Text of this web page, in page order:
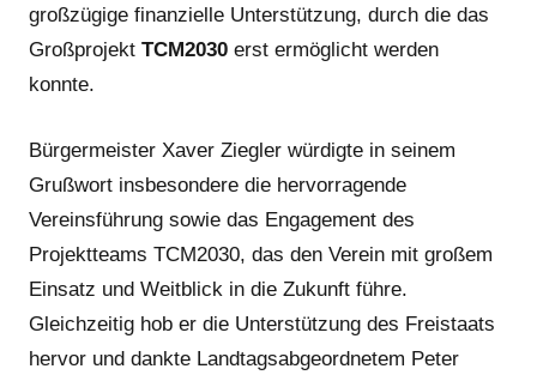
großzügige finanzielle Unterstützung, durch die das
Großprojekt TCM2030 erst ermöglicht werden
konnte.
Bürgermeister Xaver Ziegler würdigte in seinem
Grußwort insbesondere die hervorragende
Vereinsführung sowie das Engagement des
Projektteams TCM2030, das den Verein mit großem
Einsatz und Weitblick in die Zukunft führe.
Gleichzeitig hob er die Unterstützung des Freistaats
hervor und dankte Landtagsabgeordnetem Peter